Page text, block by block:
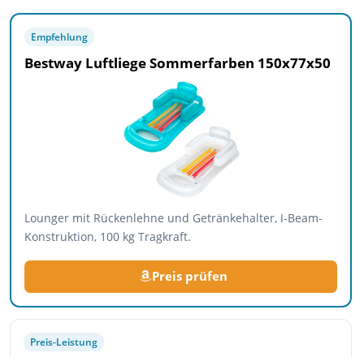
Empfehlung
Bestway Luftliege Sommerfarben 150x77x50
Lounger mit Rückenlehne und Getränkehalter, I-Beam-
Konstruktion, 100 kg Tragkraft.
Preis prüfen
Preis-Leistung